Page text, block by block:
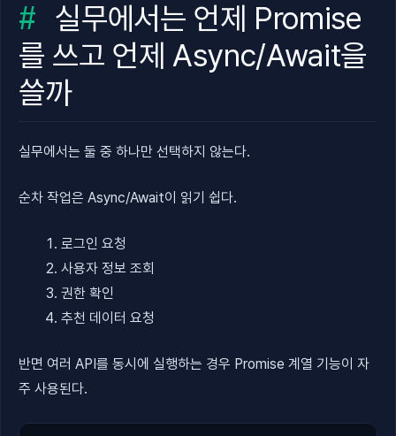
실무에서는 언제 Promise
를 쓰고 언제 Async/Await을
쓸까
실무에서는 둘 중 하나만 선택하지 않는다.
순차 작업은 Async/Await이 읽기 쉽다.
로그인 요청
사용자 정보 조회
권한 확인
추천 데이터 요청
반면 여러 API를 동시에 실행하는 경우 Promise 계열 기능이 자
주 사용된다.